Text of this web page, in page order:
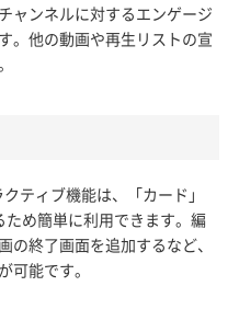
ャンネルに対するエンゲージ
。他の動画や再生リストの宣
ティブ機能は、「カード」
ため簡単に利用できます。編
終了画面を追加するなど、
可能です。